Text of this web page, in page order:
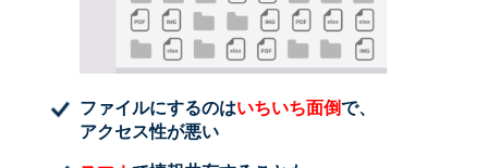
ファイルにするのはいちいち面倒で、
アクセス性が悪い